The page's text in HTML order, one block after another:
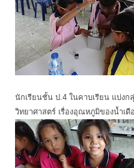
นักเรียนชั้น ป.4 ในคาบเรียน แบ่ง
วิทยาศาสตร์ เรื่องอุณหภูมิของน้ำเดื